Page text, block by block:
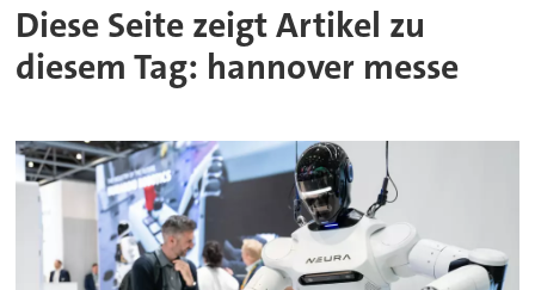
Diese Seite zeigt Artikel zu
diesem Tag: hannover messe